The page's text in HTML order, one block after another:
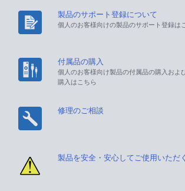
製品のサポート登録について
個人のお客様向けの製品のサポート登録は
付属品の購入
個人のお客様向け製品の付属品の購入およ
購入はこちら
修理のご相談
製品を安全・安心してご使用いただ